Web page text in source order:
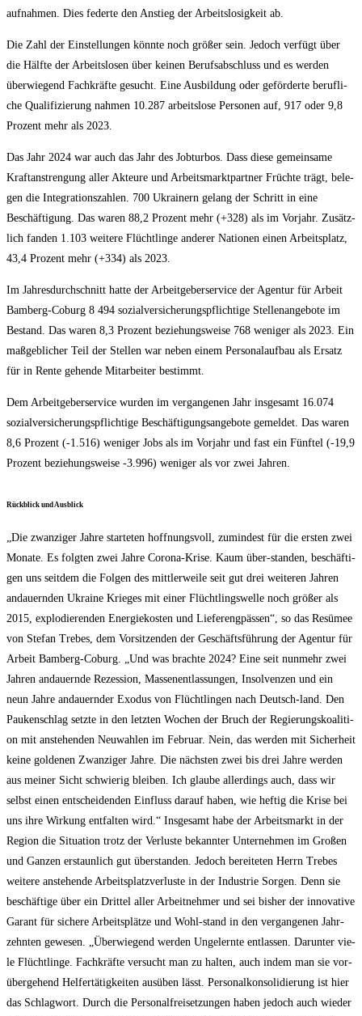
auf­nah­men. Dies feder­te den Anstieg der Arbeits­lo­sig­keit ab.
Die Zahl der Ein­stel­lun­gen könn­te noch grö­ßer sein. Jedoch ver­fügt über
die Hälf­te der Arbeits­lo­sen über kei­nen Berufs­ab­schluss und es wer­den
über­wie­gend Fach­kräf­te gesucht. Eine Aus­bil­dung oder geför­der­te beruf­li­
che Qua­li­fi­zie­rung nah­men 10.287 arbeits­lo­se Per­so­nen auf, 917 oder 9,8
Pro­zent mehr als 2023.
Das Jahr 2024 war auch das Jahr des Job­tur­bos. Dass die­se gemein­sa­me
Kraft­an­stren­gung aller Akteu­re und Arbeits­markt­part­ner Früch­te trägt, bele­
gen die Inte­gra­ti­ons­zah­len. 700 Ukrai­nern gelang der Schritt in eine
Beschäf­ti­gung. Das waren 88,2 Pro­zent mehr (+328) als im Vor­jahr. Zusätz­
lich fan­den 1.103 wei­te­re Flücht­lin­ge ande­rer Natio­nen einen Arbeits­platz,
43,4 Pro­zent mehr (+334) als 2023.
Im Jah­res­durch­schnitt hat­te der Arbeit­ge­ber­ser­vice der Agen­tur für Arbeit
Bam­berg-Coburg 8 494 sozi­al­ver­si­che­rungs­pflich­ti­ge Stel­len­an­ge­bo­te im
Bestand. Das waren 8,3 Pro­zent bezie­hungs­wei­se 768 weni­ger als 2023. Ein
maß­geb­li­cher Teil der Stel­len war neben einem Per­so­nal­auf­bau als Ersatz
für in Ren­te gehen­de Mit­ar­bei­ter bestimmt.
Dem Arbeit­ge­ber­ser­vice wur­den im ver­gan­ge­nen Jahr ins­ge­samt 16.074
sozi­al­ver­si­che­rungs­pflich­ti­ge Beschäf­ti­gungs­an­ge­bo­te gemel­det. Das waren
8,6 Pro­zent (-1.516) weni­ger Jobs als im Vor­jahr und fast ein Fünf­tel (-19,9
Pro­zent bezie­hungs­wei­se ‑3.996) weni­ger als vor zwei Jahren.
Rück­blick und Ausblick
„Die zwan­zi­ger Jah­re star­te­ten hoff­nungs­voll, zumin­dest für die ers­ten zwei
Mona­te. Es folg­ten zwei Jah­re Coro­na-Kri­se. Kaum über-stan­den, beschäf­ti­
gen uns seit­dem die Fol­gen des mitt­ler­wei­le seit gut drei wei­te­ren Jah­ren
andau­ern­den Ukrai­ne Krie­ges mit einer Flücht­lings­wel­le noch grö­ßer als
2015, explo­die­ren­den Ener­gie­kos­ten und Lie­fer­eng­päs­sen“, so das Resü­mee
von Ste­fan Tre­bes, dem Vor­sit­zen­den der Geschäfts­füh­rung der Agen­tur für
Arbeit Bam­berg-Coburg. „Und was brach­te 2024? Eine seit nun­mehr zwei
Jah­ren andau­ern­de Rezes­si­on, Mas­sen­ent­las­sun­gen, Insol­ven­zen und ein
neun Jah­re andau­ern­der Exodus von Flücht­lin­gen nach Deutsch-land. Den
Pau­ken­schlag setz­te in den letz­ten Wochen der Bruch der Regie­rungs­ko­ali­ti­
on mit anste­hen­den Neu­wah­len im Febru­ar. Nein, das wer­den mit Sicher­heit
kei­ne gol­de­nen Zwan­zi­ger Jah­re. Die nächs­ten zwei bis drei Jah­re wer­den
aus mei­ner Sicht schwie­rig blei­ben. Ich glau­be aller­dings auch, dass wir
selbst einen ent­schei­den­den Ein­fluss dar­auf haben, wie hef­tig die Kri­se bei
uns ihre Wir­kung ent­fal­ten wird.“ Ins­ge­samt habe der Arbeits­markt in der
Regi­on die Situa­ti­on trotz der Ver­lus­te bekann­ter Unter­neh­men im Gro­ßen
und Gan­zen erstaun­lich gut über­stan­den. Jedoch berei­te­ten Herrn Tre­bes
wei­te­re anste­hen­de Arbeits­platz­ver­lus­te in der Indus­trie Sor­gen. Denn sie
beschäf­ti­ge über ein Drit­tel aller Arbeit­neh­mer und sei bis­her der inno­va­ti­ve
Garant für siche­re Arbeits­plät­ze und Wohl-stand in den ver­gan­ge­nen Jahr­
zehn­ten gewe­sen. „Über­wie­gend wer­den Unge­lern­te ent­las­sen. Dar­un­ter vie­
le Flücht­lin­ge. Fach­kräf­te ver­sucht man zu hal­ten, auch indem man sie vor­
über­ge­hend Hel­fer­tä­tig­kei­ten aus­üben lässt. Per­so­nal­kon­so­li­die­rung ist hier
das Schlag­wort. Durch die Per­so­nal­frei­set­zun­gen haben jedoch auch wie­der